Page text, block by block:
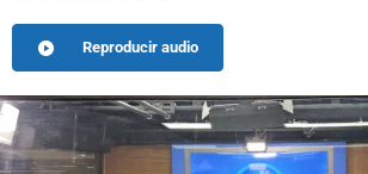
Reproducir audio